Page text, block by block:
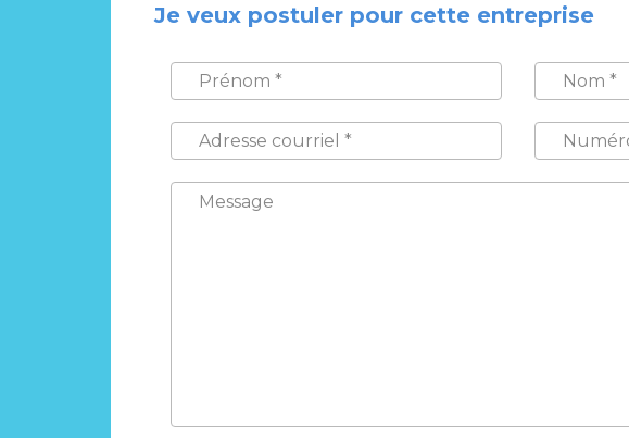
Je veux postuler pour cette entreprise
PRÉNOM
NOM
ADRESSE
COURRIEL
*
NUMÉRO
TÉLÉPHONE
*
MESSAGE